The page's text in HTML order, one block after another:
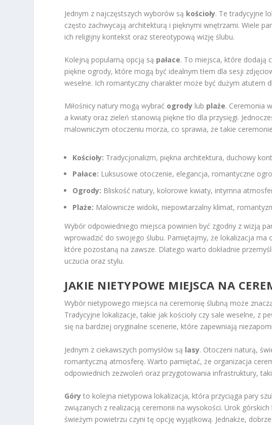
Jednym z najczęstszych wyborów są kościoły. Te tradycyjne
często zachwycają architekturą i pięknymi wnętrzami. Wiele
ich religijny kontekst oraz stereotypową wizję ślubu.
Kolejną popularną opcją są pałace. To miejsca, które dodają
piękne ogrody, które mogą być idealnym tłem dla sesji
weselne. Ich romantyczny charakter może być dużym atutem
Miłośnicy natury mogą wybrać ogrody lub plaże. Ceremonia
a kwiaty oraz zieleń stanowią piękne tło dla przysięgi.
malowniczym otoczeniu morza, co sprawia, że takie
Kościoły: Tradycjonalizm, piękna architektura, duchowy
Pałace: Luksusowe otoczenie, elegancja, romantyczne
Ogrody: Bliskość natury, kolorowe kwiaty, intymna
Plaże: Malownicze widoki, niepowtarzalny klimat,
Wybór odpowiedniego miejsca powinien być zgodny z wizją
wprowadzić do swojego ślubu. Pamiętajmy, że lokalizacja ma
które pozostaną na zawsze. Dlatego warto dokładnie
uczucia oraz stylu.
JAKIE NIETYPOWE MIEJSCA NA
Wybór nietypowego miejsca na ceremonię ślubną może
Tradycyjne lokalizacje, takie jak kościoły czy sale weselne, z
się na bardziej oryginalne scenerie, które zapewniają
Jednym z ciekawszych pomysłów są lasy. Otoczeni naturą,
romantyczną atmosferę. Warto pamiętać, że organizacja
odpowiednich zezwoleń oraz przygotowania infrastruktury,
Góry to kolejna nietypowa lokalizacja, która przyciąga pary
związanych z realizacją ceremonii na wysokości. Urok
świeżym powietrzu czyni tę opcję wyjątkową. Jednakże,